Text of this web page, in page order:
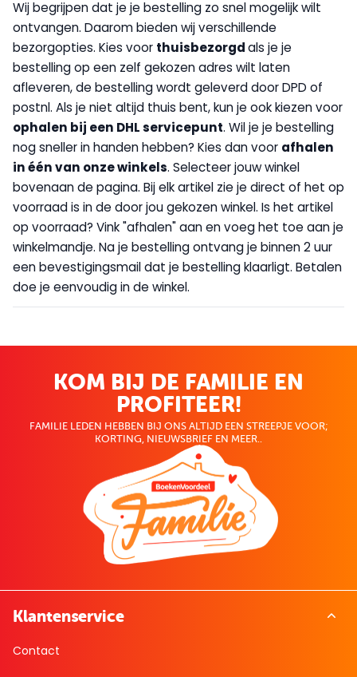
Wij begrijpen dat je je bestelling zo snel mogelijk wilt
ontvangen. Daarom bieden wij verschillende
bezorgopties. Kies voor thuisbezorgdals je je
bestelling op een zelf gekozen adres wilt laten
afleveren, de bestelling wordt geleverd door DPD of
postnl. Als je niet altijd thuis bent, kun je ook kiezen voor
ophalen bij een DHL servicepunt. Wil je je bestelling
nog sneller in handen hebben? Kies dan voor afhalen
in één van onze winkels. Selecteer jouw winkel
bovenaan de pagina. Bij elk artikel zie je direct of het op
voorraad is in de door jou gekozen winkel. Is het artikel
op voorraad? Vink "afhalen" aan en voeg het toe aan je
winkelmandje. Na je bestelling ontvang je binnen 2 uur
een bevestigingsmail dat je bestelling klaarligt. Betalen
doe je eenvoudig in de winkel.
KOM BIJ DE FAMILIE EN
PROFITEER!
FAMILIE LEDEN HEBBEN BIJ ONS ALTIJD EEN STREEPJE VOOR;
KORTING, NIEUWSBRIEF EN MEER..
Klantenservice
Contact